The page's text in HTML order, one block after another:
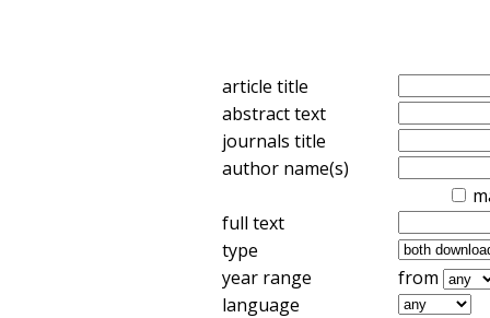
article title
abstract text
journals title
author name(s)
full text
type
year range
from
language